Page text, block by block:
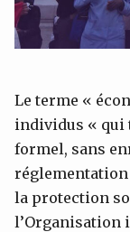
Le terme «
individus « qui
formel, sans
la protection
l’Organisation